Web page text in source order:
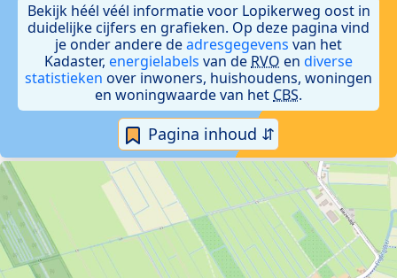
Bekijk héél véél informatie voor Lopikerweg oost in
duidelijke cijfers en grafieken. Op deze pagina vind
je onder andere deadresgegevens van het
Kadaster, energielabels van de RVO en diverse
statistieken over inwoners, huishoudens, woningen
en woningwaarde van het CBS.
Pagina inhoud ⇵